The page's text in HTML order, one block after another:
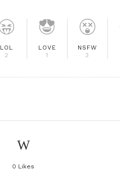
LOL
2
LOVE
1
NSFW
3
0 Likes